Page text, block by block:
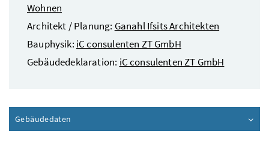
Wohnen
Architekt / Planung: Ganahl Ifsits Architekten
Bauphysik: iC consulenten ZT GmbH
Gebäudedeklaration: iC consulenten ZT GmbH
Gebäudedaten